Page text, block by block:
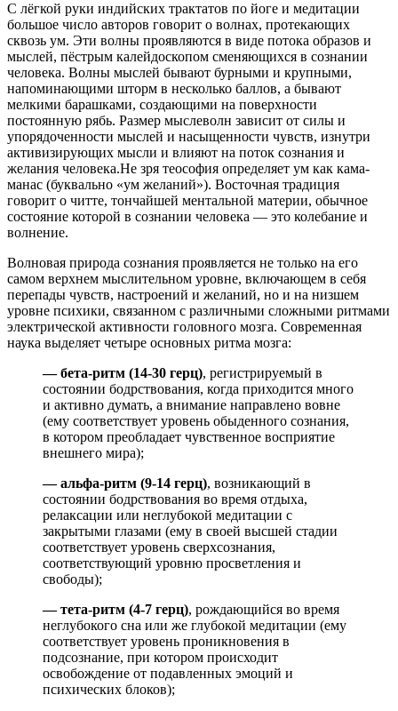
С лёгкой руки индийских трактатов по йоге и медитации
большое число авторов говорит о волнах, протекающих
сквозь ум. Эти волны проявляются в виде потока образов и
мыслей, пёстрым калейдоскопом сменяющихся в сознании
человека. Волны мыслей бывают бурными и крупными,
напоминающими шторм в несколько баллов, а бывают
мелкими барашками, создающими на поверхности
постоянную рябь. Размер мыслеволн зависит от силы и
упорядоченности мыслей и насыщенности чувств, изнутри
активизирующих мысли и влияют на поток сознания и
желания человека.Не зря теософия определяет ум как кама-
манас (буквально «ум желаний»). Восточная традиция
говорит о читте, тончайшей ментальной материи, обычное
состояние которой в сознании человека — это колебание и
волнение.
Волновая природа сознания проявляется не только на его
самом верхнем мыслительном уровне, включающем в себя
перепады чувств, настроений и желаний, но и на низшем
уровне психики, связанном с различными сложными ритмами
электрической активности головного мозга. Современная
наука выделяет четыре основных ритма мозга:
— бета-ритм (14-30 герц), регистрируемый в
состоянии бодрствования, когда приходится много
и активно думать, а внимание направлено вовне
(ему соответствует уровень обыденного сознания,
в котором преобладает чувственное восприятие
внешнего мира);
— альфа-ритм (9-14 герц), возникающий в
состоянии бодрствования во время отдыха,
релаксации или неглубокой медитации с
закрытыми глазами (ему в своей высшей стадии
соответствует уровень сверхсознания,
соответствующий уровню просветления и
свободы);
— тета-ритм (4-7 герц), рождающийся во время
неглубокого сна или же глубокой медитации (ему
соответствует уровень проникновения в
подсознание, при котором происходит
освобождение от подавленных эмоций и
психических блоков);